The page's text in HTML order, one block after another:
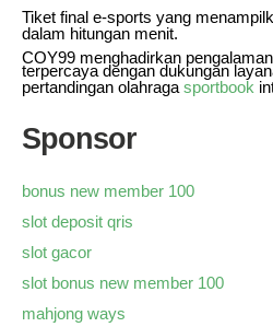
Tiket final e-sports yang
dalam hitungan menit.
COY99 menghadirkan
terpercaya dengan dukungan
pertandingan olahraga sportbook
Sponsor
bonus new member 100
slot deposit qris
slot gacor
slot bonus new member 100
mahjong ways